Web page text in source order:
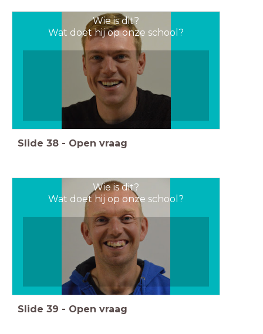
Wie is dit?
Wat doet hij op onze school?
Slide 38 - Open vraag
Wie is dit?
Wat doet hij op onze school?
Slide 39 - Open vraag